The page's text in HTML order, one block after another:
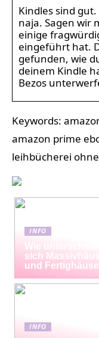
Kindles sind
naja. Sagen wir
einige
eingeführt hat.
gefunden, wie
deinem Kindle
Bezos
Keywords:
amazon prime
leihbücherei
INFO
Wie
sich
und
INFO